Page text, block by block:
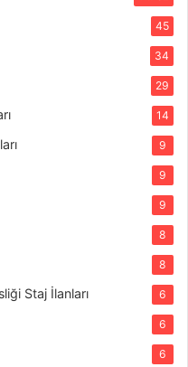
45
34
29
14
9
9
9
8
8
Staj İlanları 6
6
6